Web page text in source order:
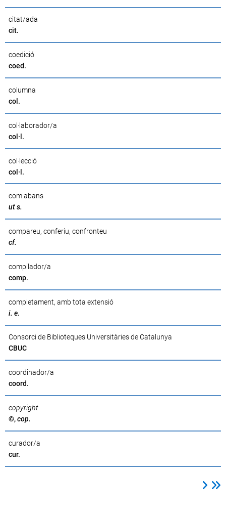
citat/ada
cit.
coedició
coed.
columna
col.
col·laborador/a
col·l.
col·lecció
col·l.
com abans
ut s.
compareu, conferiu, confronteu
cf.
compilador/a
comp.
completament, amb tota extensió
i. e.
Consorci de Biblioteques Universitàries de Catalunya
CBUC
coordinador/a
coord.
copyright
©,cop.
curador/a
cur.